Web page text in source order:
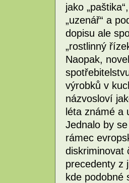
jako
„uzenář“ a
dopisu ale
„rostlinný
Naopak,
výrobků v
názvosloví
léta známé a
Jednalo by
rámec
diskriminovat
precedenty z
kde podobné